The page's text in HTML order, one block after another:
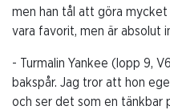
men han tål att göra mycket
vara favorit, men är absolut
- Turmalin Yankee (lopp 9,
bakspår. Jag tror att hon
och ser det som en tänkbar